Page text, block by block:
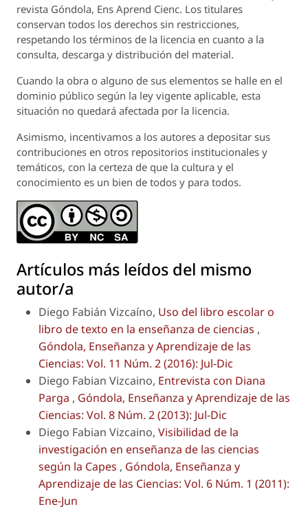
revista Góndola, Ens Aprend Cienc. Los titulares
conservan todos los derechos sin restricciones,
respetando los términos de la licencia en cuanto a la
consulta, descarga y distribución del material.
Cuando la obra o alguno de sus elementos se halle en el
dominio público según la ley vigente aplicable, esta
situación no quedará afectada por la licencia.
Asimismo, incentivamos a los autores a depositar sus
contribuciones en otros repositorios institucionales y
temáticos, con la certeza de que la cultura y el
conocimiento es un bien de todos y para todos.
Artículos más leídos del mismo
autor/a
Diego Fabián Vizcaíno, Uso del libro escolar o
libro de texto en la enseñanza de ciencias ,
Góndola, Enseñanza y Aprendizaje de las
Ciencias: Vol. 11 Núm. 2 (2016): Jul-Dic
Diego Fabian Vizcaino, Entrevista con Diana
Parga , Góndola, Enseñanza y Aprendizaje de las
Ciencias: Vol. 8 Núm. 2 (2013): Jul-Dic
Diego Fabian Vizcaino, Visibilidad de la
investigación en enseñanza de las ciencias
según la Capes , Góndola, Enseñanza y
Aprendizaje de las Ciencias: Vol. 6 Núm. 1 (2011):
Ene-Jun